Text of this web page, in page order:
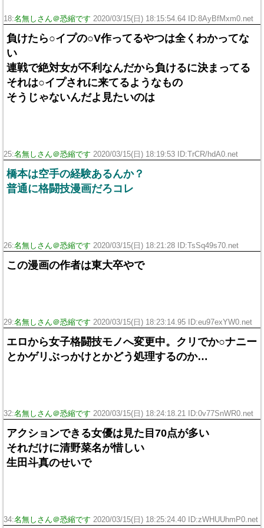
18:名無しさん＠恐縮です 2020/03/15(日) 18:15:54.64 ID:8AyBfMxm0.net
負けたら○イプの○V作ってるやつは全くわかってな
い
連戦で絶対女が不利なんだから負けるに決まってる
それは○イプされに来てるようなもの
そうじゃないんだよ見たいのは
25:名無しさん＠恐縮です 2020/03/15(日) 18:19:53 ID:TrCR/hdA0.net
橋本は空手の経験あるんか？
普通に格闘技漫画だろコレ
26:名無しさん＠恐縮です 2020/03/15(日) 18:21:28 ID:TsSq49s70.net
この漫画の作者は東大卒やで
29:名無しさん＠恐縮です 2020/03/15(日) 18:23:14.95 ID:eu97exYW0.net
エロから女子格闘技モノへ変更中。クリでか○ナニー
とかゲリぶっかけとかどう処理するのか…
32:名無しさん＠恐縮です 2020/03/15(日) 18:24:18.21 ID:0v77SnWR0.net
アクションできる女優は見た目70点が多い
それだけに清野菜名が惜しい
生田斗真のせいで
34:名無しさん＠恐縮です 2020/03/15(日) 18:25:24.40 ID:zWHUUhmP0.net